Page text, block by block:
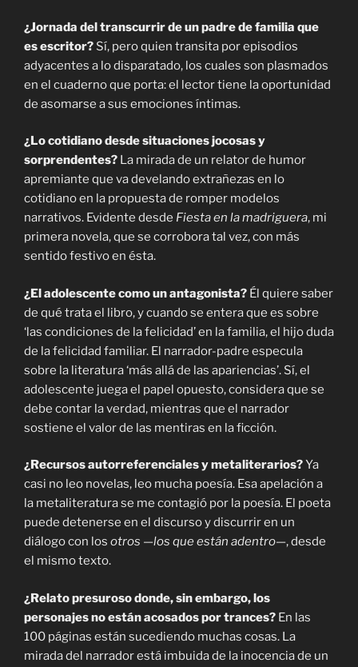
¿Jornada del transcurrir de un padre de familia que
es escritor? Sí, pero quien transita por episodios
adyacentes a lo disparatado, los cuales son plasmados
en el cuaderno que porta: el lector tiene la oportunidad
de asomarse a sus emociones íntimas.
¿Lo cotidiano desde situaciones jocosas y
sorprendentes? La mirada de un relator de humor
apremiante que va develando extrañezas en lo
cotidiano en la propuesta de romper modelos
narrativos. Evidente desde Fiesta en la madriguera, mi
primera novela, que se corrobora tal vez, con más
sentido festivo en ésta.
¿El adolescente como un antagonista? Él quiere saber
de qué trata el libro, y cuando se entera que es sobre
‘las condiciones de la felicidad’ en la familia, el hijo duda
de la felicidad familiar. El narrador-padre especula
sobre la literatura ‘más allá de las apariencias’. Sí, el
adolescente juega el papel opuesto, considera que se
debe contar la verdad, mientras que el narrador
sostiene el valor de las mentiras en la ficción.
¿Recursos autorreferenciales y metaliterarios?Ya
casi no leo novelas, leo mucha poesía. Esa apelación a
la metaliteratura se me contagió por la poesía. El poeta
puede detenerse en el discurso y discurrir en un
diálogo con los otros —los que están adentro—, desde
el mismo texto.
¿Relato presuroso donde, sin embargo, los
personajes no están acosados por trances? En las
100 páginas están sucediendo muchas cosas. La
mirada del narrador está imbuida de la inocencia de un